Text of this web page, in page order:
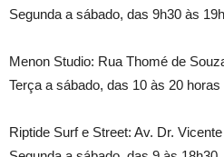
Segunda a sábado, das 9h30 às
Menon Studio: Rua Thomé de
Terça a sábado, das 10 às 20 horas
Riptide Surf e Street: Av. Dr.